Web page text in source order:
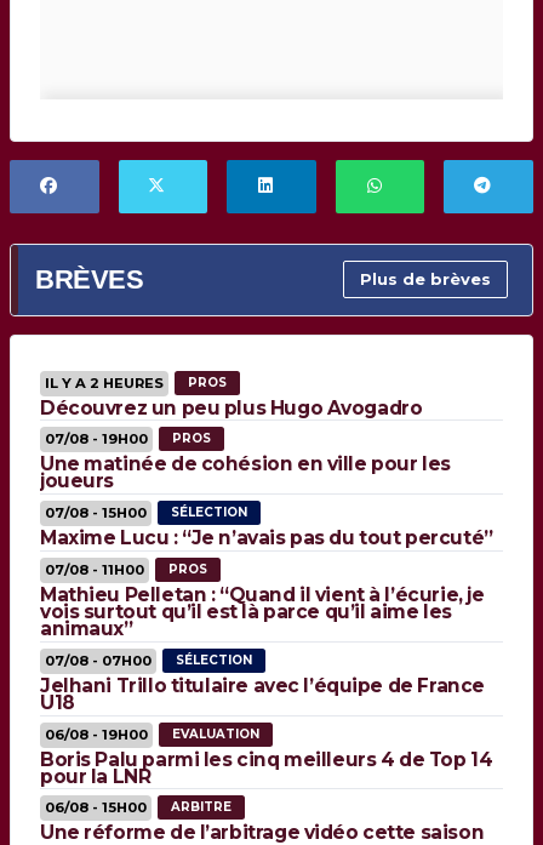
BRÈVES Plus de brèves
IL Y A 2 HEURES PROS
Découvrez un peu plus Hugo Avogadro
07/08 - 19H00 PROS
Une matinée de cohésion en ville pour les
joueurs
07/08 - 15H00 SÉLECTION
Maxime Lucu : “Je n’avais pas du tout percuté”
07/08 - 11H00 PROS
Mathieu Pelletan : “Quand il vient à l’écurie, je
vois surtout qu’il est là parce qu’il aime les
animaux”
07/08 - 07H00 SÉLECTION
Jelhani Trillo titulaire avec l’équipe de France
U18
06/08 - 19H00 EVALUATION
Boris Palu parmi les cinq meilleurs 4 de Top 14
pour la LNR
06/08 - 15H00 ARBITRE
Une réforme de l’arbitrage vidéo cette saison